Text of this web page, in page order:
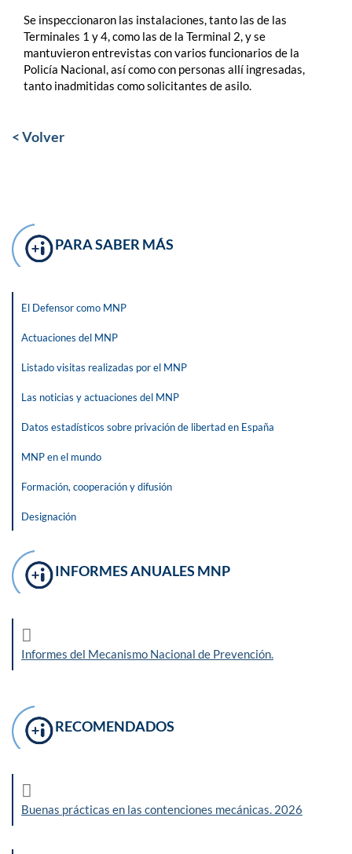
Se inspeccionaron las instalaciones, tanto las de las
Terminales 1 y 4, como las de la Terminal 2, y se
mantuvieron entrevistas con varios funcionarios de la
Policía Nacional, así como con personas allí ingresadas,
tanto inadmitidas como solicitantes de asilo.
< Volver
PARA SABER MÁS
El Defensor como MNP
Actuaciones del MNP
Listado visitas realizadas por el MNP
Las noticias y actuaciones del MNP
Datos estadísticos sobre privación de libertad en España
MNP en el mundo
Formación, cooperación y difusión
Designación
INFORMES ANUALES MNP
Informes del Mecanismo Nacional de Prevención.
RECOMENDADOS
Buenas prácticas en las contenciones mecánicas. 2026